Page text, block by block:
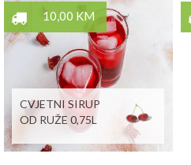
10,00 KM
CVJETNI SIRUP
OD RUŽE 0,75L